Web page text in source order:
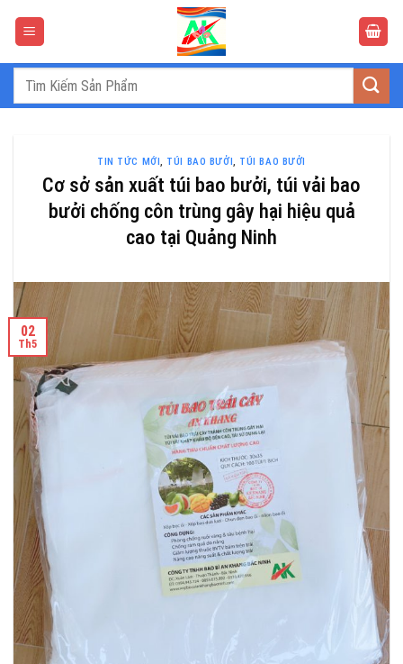
Tìm
TIN TỨC MỚI, TÚI BAO BƯỞI, TÚI BAO BƯỞI
Cơ sở sản xuất túi bao bưởi, túi vải bao
bưởi chống côn trùng gây hại hiệu quả
cao tại Quảng Ninh
02
Th5